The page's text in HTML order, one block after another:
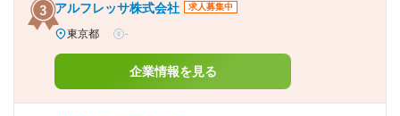
アルフレッサ株式会社 求人募集中
東京都 -
企業情報を見る